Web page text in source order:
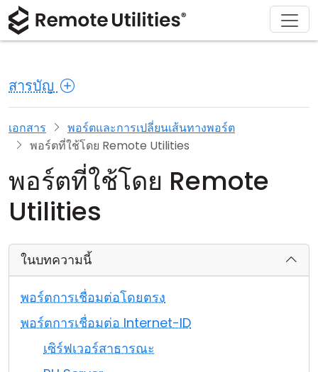
สารบัญ
เอกสาร
พอร์ตและการเปลี่ยนเส้นทางพอร์ต
พอร์ตที่ใช้โดย Remote Utilities
พอร์ตที่ใช้โดย Remote
Utilities
ในบทความนี้
พอร์ตการเชื่อมต่อโดยตรง
พอร์ตการเชื่อมต่อ Internet-ID
เซิร์ฟเวอร์สาธารณะ
ผลิตภัณฑ์
ความปลอดภัย
ภาพหน้าจอ
หมายเหตุประจำรุ่น
โหมดการเชื่อมต่อ
การสนับสนุน Active Directory
การกำหนดค่า MSI
โซลูชัน
การผลิตและการค้าปลีก
การดูแลสุขภาพ
การศึกษาและรัฐบาล
เทคโนโลยีสารสนเทศ
ดาวน์โหลด
macOS
Linux
iOS/Android
ซื้อ
ผู้ช่วยใบอนุญาต
อัปเกรดใบอนุญาตของคุณ
สนับสนุน
เอกสารประกอบ
ฐานความรู้
เกี่ยวกับ
ห้องข่าว
เขียนรีวิว